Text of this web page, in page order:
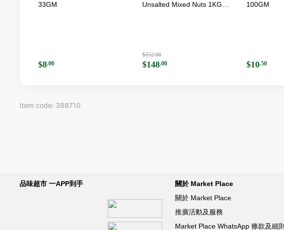
33GM
$8.00
Unsalted Mixed Nuts 1KG
$152.00
$148.00
100GM
$10.50
Item code: 388710
品味超市 一APP到手
關於 Market Place
關於 Market Place
推廣活動及服務
Market Place WhatsApp 條款及細則